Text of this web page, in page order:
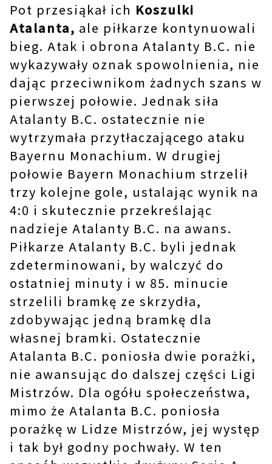
Pot przesiąkał ich Koszulki
Atalanta, ale piłkarze kontynuowali
bieg. Atak i obrona Atalanty B.C. nie
wykazywały oznak spowolnienia, nie
dając przeciwnikom żadnych szans w
pierwszej połowie. Jednak siła
Atalanty B.C. ostatecznie nie
wytrzymała przytłaczającego ataku
Bayernu Monachium. W drugiej
połowie Bayern Monachium strzelił
trzy kolejne gole, ustalając wynik na
4:0 i skutecznie przekreślając
nadzieje Atalanty B.C. na awans.
Piłkarze Atalanty B.C. byli jednak
zdeterminowani, by walczyć do
ostatniej minuty i w 85. minucie
strzelili bramkę ze skrzydła,
zdobywając jedną bramkę dla
własnej bramki. Ostatecznie
Atalanta B.C. poniosła dwie porażki,
nie awansując do dalszej części Ligi
Mistrzów. Dla ogółu społeczeństwa,
mimo że Atalanta B.C. poniosła
porażkę w Lidze Mistrzów, jej występ
i tak był godny pochwały. W ten